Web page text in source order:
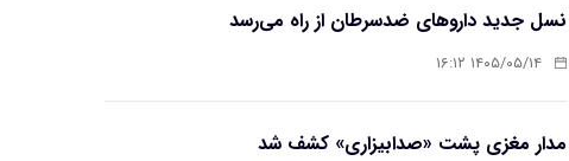
نسل جدید داروهای ضدسرطان از راه می‌رسد
۱۴۰۵/۰۵/۱۴ ۱۶:۱۲
مدار مغزی پشت «صدابیزاری» کشف شد